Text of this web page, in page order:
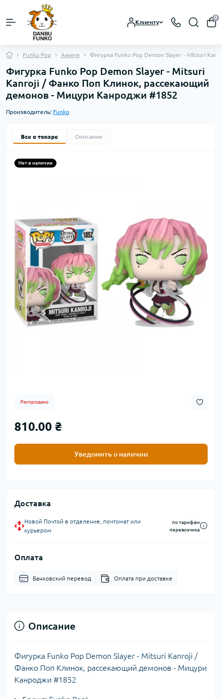
Клиенту
0
Funko Pop Аниме Фигурка Funko Pop Demon Slayer - Mitsuri
Фигурка Funko Pop Demon Slayer - Mitsuri
Kanroji / Фанко Поп Клинок, рассекающий
демонов - Мицури Канроджи #1852
Производитель: Funko
Все о товаре Описание
Нет в наличии
Распродано
810.00 ₴
Уведомить о наличии
Доставка
Новой Почтой в отделение, почтомат или
курьером
по тарифам
перевозчика
Оплата
Банковский перевод Оплата при доставке
Описание
Фигурка Funko Pop Demon Slayer - Mitsuri Kanroji /
Фанко Поп Клинок, рассекающий демонов - Мицури
Канроджи #1852